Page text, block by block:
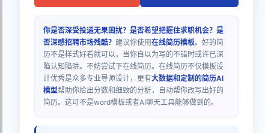
你是否深受投递无果困扰？是否希望把握住求职机会？是
否深感招聘市场残酷？ 建议你使用在线简历模板。好的简
历不是样式好看就可以，当你自以为写的不错时或许已深
陷认知陷阱。不妨尝试下在线简历。在线简历不仅模板设
计优秀是众多专业导师设计，更有大数据和定制的简历AI
模型帮助你给出分数和细致的分析，自动帮你改写出好的
简历。这可不是word模板或者AI聊天工具能够做到的。